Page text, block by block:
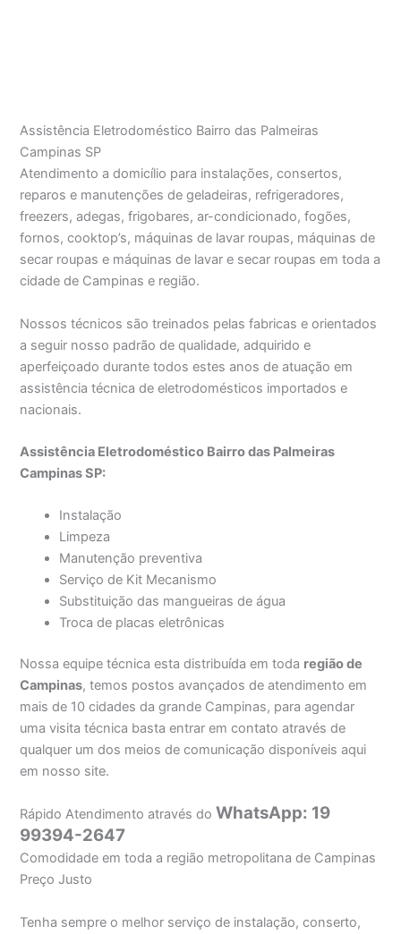
Assistência Eletrodoméstico Bairro das Palmeiras
Campinas SP
Atendimento a domicílio para instalações, consertos,
reparos e manutenções de geladeiras, refrigeradores,
freezers, adegas, frigobares, ar-condicionado, fogões,
fornos, cooktop’s, máquinas de lavar roupas, máquinas de
secar roupas e máquinas de lavar e secar roupas em toda a
cidade de Campinas e região.
Nossos técnicos são treinados pelas fabricas e orientados
a seguir nosso padrão de qualidade, adquirido e
aperfeiçoado durante todos estes anos de atuação em
assistência técnica de eletrodomésticos importados e
nacionais.
Assistência Eletrodoméstico Bairro das Palmeiras
Campinas SP:
Instalação
Limpeza
Manutenção preventiva
Serviço de Kit Mecanismo
Substituição das mangueiras de água
Troca de placas eletrônicas
Nossa equipe técnica esta distribuída em toda região de
Campinas, temos postos avançados de atendimento em
mais de 10 cidades da grande Campinas, para agendar
uma visita técnica basta entrar em contato através de
qualquer um dos meios de comunicação disponíveis aqui
em nosso site.
Rápido Atendimento através do WhatsApp: 19
99394-2647
Comodidade em toda a região metropolitana de Campinas
Preço Justo
Tenha sempre o melhor serviço de instalação, conserto,